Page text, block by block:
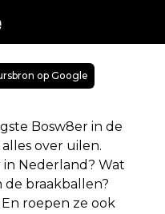
op Google
Bosw8er in de
over uilen.
Nederland? Wat
de braakballen?
roepen ze ook